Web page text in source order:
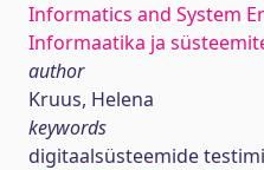
Informatics and System
Informaatika ja
author
Kruus, Helena
keywords
digitaalsüsteemide